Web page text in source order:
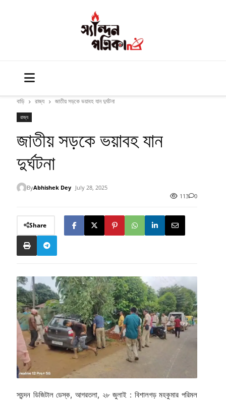
বাড়ি রাজ্য জাতীয় সড়কে ভয়াবহ যান দুর্ঘটনা
রাজ্য
জাতীয় সড়কে ভয়াবহ যান
দুর্ঘটনা
ByAbhishek Dey
July 28, 2025
113
0
Share
স্যন্দন ডিজিটাল ডেস্ক, আগরতলা, ২৮ জুলাই : বিশালগড় মহকুমার পরিমল